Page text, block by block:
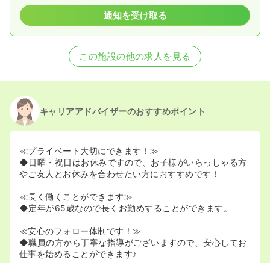
通知を受け取る
この施設の他の求人を見る
キャリアアドバイザーのおすすめポイント
≪プライベート大切にできます！≫
◆日曜・祝日はお休みですので、お子様がいらっしゃる方
やご友人とお休みを合わせたい方におすすめです！
≪長く働くことができます≫
◆定年が65歳なので長くお勤めすることができます。
≪安心のフォロー体制です！≫
◆職員の方から丁寧な指導がございますので、安心してお
仕事を始めることができます♪